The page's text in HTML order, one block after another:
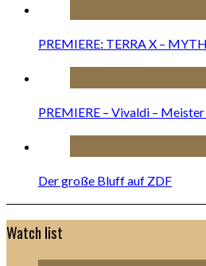
PREMIERE: TERRA X –
PREMIERE – Vivaldi –
Der große Bluff auf ZDF
Watch list